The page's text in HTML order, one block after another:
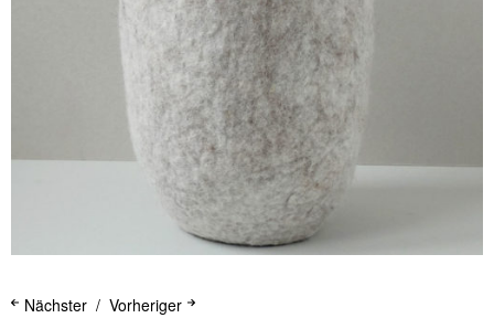
Vorheriger
Nächster